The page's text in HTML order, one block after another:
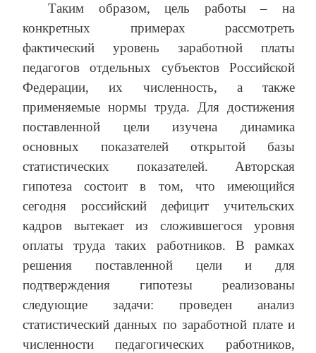
Таким образом, цель работы – на
конкретных примерах рассмотреть
фактический уровень заработной платы
педагогов отдельных субъектов Российской
Федерации, их численность, а также
применяемые нормы труда. Для достижения
поставленной цели изучена динамика
основных показателей открытой базы
статистических показателей. Авторская
гипотеза состоит в том, что имеющийся
сегодня российский дефицит учительских
кадров вытекает из сложившегося уровня
оплаты труда таких работников. В рамках
решения поставленной цели и для
подтверждения гипотезы реализованы
следующие задачи: проведен анализ
статистический данных по заработной плате и
численности педагогических работников,